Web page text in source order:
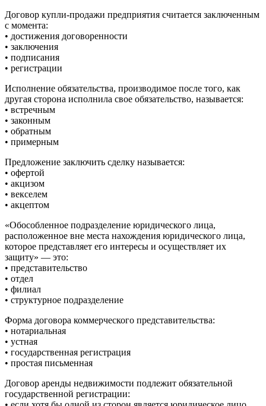
Договор купли-продажи предприятия считается заключенным
с момента:
• достижения договоренности
• заключения
• подписания
• регистрации
Исполнение обязательства, производимое после того, как
другая сторона исполнила свое обязательство, называется:
• встречным
• законным
• обратным
• примерным
Предложение заключить сделку называется:
• офертой
• акцизом
• векселем
• акцептом
«Обособленное подразделение юридического лица,
расположенное вне места нахождения юридического лица,
которое представляет его интересы и осуществляет их
защиту» — это:
• представительство
• отдел
• филиал
• структурное подразделение
Форма договора коммерческого представительства:
• нотариальная
• устная
• государственная регистрация
• простая письменная
Договор аренды недвижимости подлежит обязательной
государственной регистрации: